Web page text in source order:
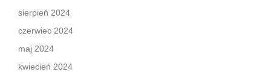
sierpień 2024
czerwiec 2024
maj 2024
kwiecień 2024